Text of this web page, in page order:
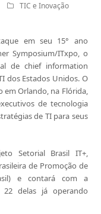
TIC e Inovação
em seu 15° ano
Symposium/ITxpo, o
de chief information
dos Estados Unidos. O
em Orlando, na Flórida,
de tecnologia
de TI para seus
Setorial Brasil IT+,
de Promoção de
e contará com a
22 delas já operando